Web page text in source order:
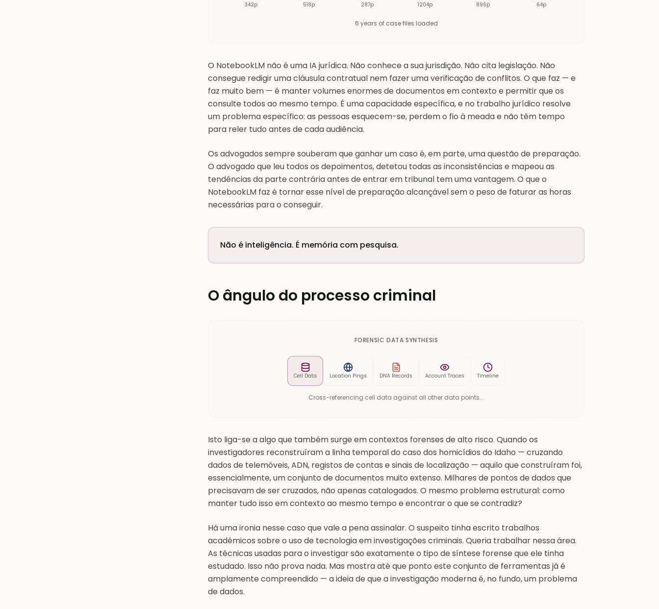
342p 518p 287p 1204p 896p 64p
6 years of case files loaded
O NotebookLM não é uma IA jurídica. Não conhece a sua jurisdição. Não cita legislação. Não
consegue redigir uma cláusula contratual nem fazer uma verificação de conflitos. O que faz — e
faz muito bem — é manter volumes enormes de documentos em contexto e permitir que os
consulte todos ao mesmo tempo. É uma capacidade específica, e no trabalho jurídico resolve
um problema específico: as pessoas esquecem-se, perdem o fio à meada e não têm tempo
para reler tudo antes de cada audiência.
Os advogados sempre souberam que ganhar um caso é, em parte, uma questão de preparação.
O advogado que leu todos os depoimentos, detetou todas as inconsistências e mapeou as
tendências da parte contrária antes de entrar em tribunal tem uma vantagem. O que o
NotebookLM faz é tornar esse nível de preparação alcançável sem o peso de faturar as horas
necessárias para o conseguir.
Não é inteligência. É memória com pesquisa.
O ângulo do processo criminal
FORENSIC DATA SYNTHESIS
Cell Data Location Pings DNA Records Account Traces Timeline
Cross-referencing cell data against all other data points...
Isto liga-se a algo que também surge em contextos forenses de alto risco. Quando os
investigadores reconstruíram a linha temporal do caso dos homicídios do Idaho — cruzando
dados de telemóveis, ADN, registos de contas e sinais de localização — aquilo que construíram foi,
essencialmente, um conjunto de documentos muito extenso. Milhares de pontos de dados que
precisavam de ser cruzados, não apenas catalogados. O mesmo problema estrutural: como
manter tudo isso em contexto ao mesmo tempo e encontrar o que se contradiz?
Há uma ironia nesse caso que vale a pena assinalar. O suspeito tinha escrito trabalhos
académicos sobre o uso de tecnologia em investigações criminais. Queria trabalhar nessa área.
As técnicas usadas para o investigar são exatamente o tipo de síntese forense que ele tinha
estudado. Isso não prova nada. Mas mostra até que ponto este conjunto de ferramentas já é
amplamente compreendido — a ideia de que a investigação moderna é, no fundo, um problema
de dados.